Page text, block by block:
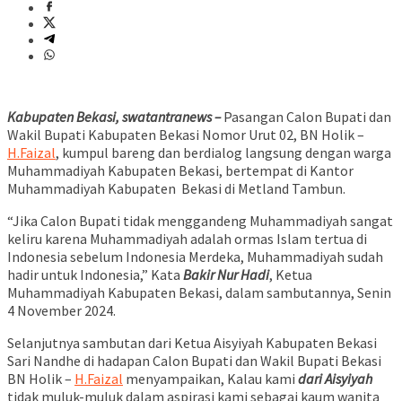
Kabupaten Bekasi, swatantranews –Pasangan Calon Bupati dan
Wakil Bupati Kabupaten Bekasi Nomor Urut 02, BN Holik –
H.Faizal, kumpul bareng dan berdialog langsung dengan warga
Muhammadiyah Kabupaten Bekasi, bertempat di Kantor
Muhammadiyah Kabupaten Bekasi di Metland Tambun.
“Jika Calon Bupati tidak menggandeng Muhammadiyah sangat
keliru karena Muhammadiyah adalah ormas Islam tertua di
Indonesia sebelum Indonesia Merdeka, Muhammadiyah sudah
hadir untuk Indonesia,” Kata Bakir Nur Hadi, Ketua
Muhammadiyah Kabupaten Bekasi, dalam sambutannya, Senin
4 November 2024.
Selanjutnya sambutan dari Ketua Aisyiyah Kabupaten Bekasi
Sari Nandhe di hadapan Calon Bupati dan Wakil Bupati Bekasi
BN Holik – H.Faizal menyampaikan, Kalau kami dari Aisyiyah
tidak muluk-muluk dalam aspirasi kami sebagai kaum wanita